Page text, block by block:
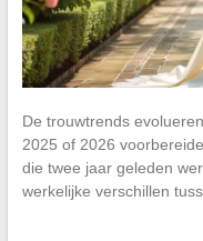
De trouwtrends
2025 of 2026
die twee jaar geleden
werkelijke verschillen